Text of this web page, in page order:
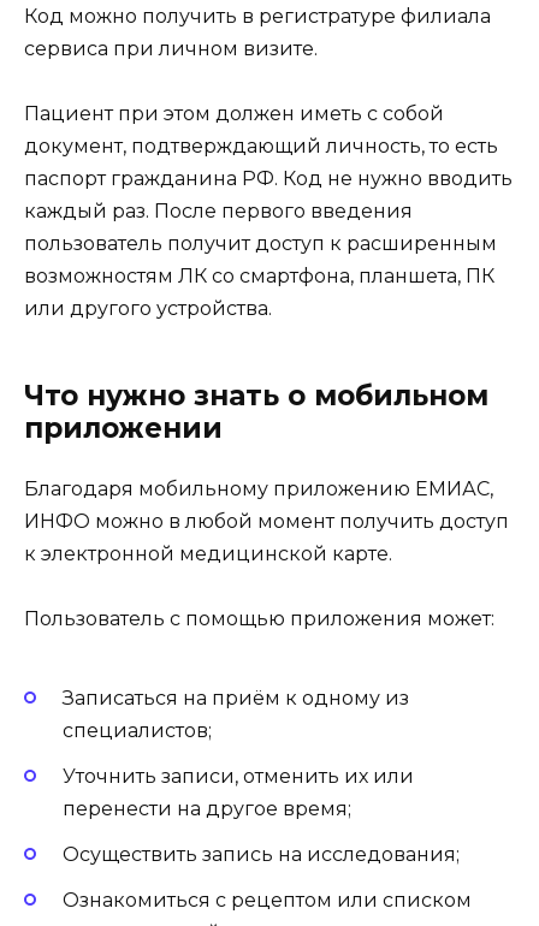
Код можно получить в регистратуре филиала
сервиса при личном визите.
Пациент при этом должен иметь с собой
документ, подтверждающий личность, то есть
паспорт гражданина РФ. Код не нужно вводить
каждый раз. После первого введения
пользователь получит доступ к расширенным
возможностям ЛК со смартфона, планшета, ПК
или другого устройства.
Что нужно знать о мобильном
приложении
Благодаря мобильному приложению ЕМИАС,
ИНФО можно в любой момент получить доступ
к электронной медицинской карте.
Пользователь с помощью приложения может:
Записаться на приём к одному из
специалистов;
Уточнить записи, отменить их или
перенести на другое время;
Осуществить запись на исследования;
Ознакомиться с рецептом или списком